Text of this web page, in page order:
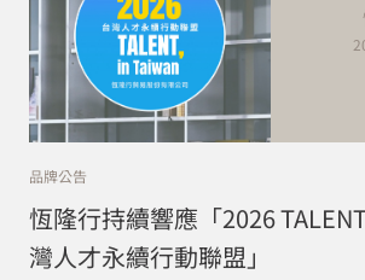
品牌公告
恆隆行持續響應「2026
灣人才永續行動聯盟」